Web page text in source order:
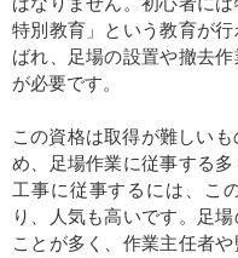
特別教育」という教育が
ばれ、足場の設置や撤去
が必要です。
この資格は取得が難しい
め、足場作業に従事する
工事に従事するには、こ
り、人気も高いです。足
ことが多く、作業主任者